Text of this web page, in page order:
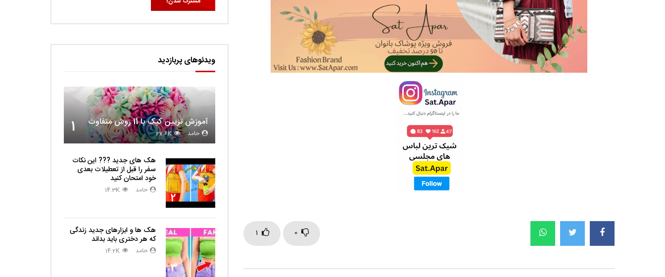
1 0
ویدئوهای پربازدید
1 آموزش تزیین کیک با 11 روش متفاوت
حامد 27.6K
2
هک های جدید ??️? این نکات
سفر را قبل از تعطیلات بعدی
خود امتحان کنید
حامد 14.3K
3
هک ها و ابزارهای جدید زندگی
که هر دختری باید بداند
حامد 14.2K